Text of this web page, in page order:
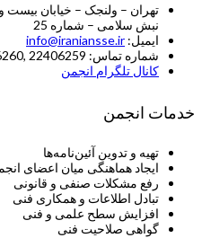
تهران – ولنجک – خیابان بیست
نبش سلامی – شماره 25
ایمیل: info@iraniansse.ir
شماره تماس: 22406259 ,22406260
کانال تلگرام انجمن
خدمات انجمن
تهیه و تدوین آئین‌نامه‌ها
ایجاد هماهنگی میان اعضای
رفع مشکلات صنفی و قانونی
تبادل اطلاعات و همکاری فنی
افزایش سطح علمی و فنی
گواهی صلاحیت فنی